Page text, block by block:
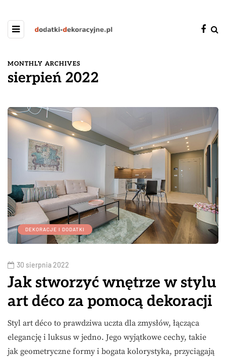
MONTHLY ARCHIVES
sierpień 2022
DEKORACJE I DODATKI
30 sierpnia 2022
Jak stworzyć wnętrze w stylu
art déco za pomocą dekoracji
Styl art déco to prawdziwa uczta dla zmysłów, łącząca
elegancję i luksus w jedno. Jego wyjątkowe cechy, takie
jak geometryczne formy i bogata kolorystyka, przyciągają